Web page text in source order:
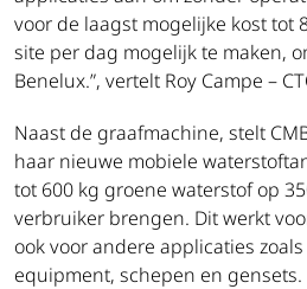
voor de laagst mogelijke kost tot
site per dag mogelijk te maken,
Benelux.”, vertelt Roy Campe –
Naast de graafmachine, stelt
haar nieuwe mobiele
tot 600 kg groene waterstof op
verbruiker brengen. Dit werkt
ook voor andere applicaties
equipment, schepen en